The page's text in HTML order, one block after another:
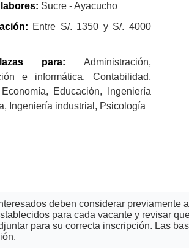
Sucre - Ayacucho
Entre S/. 1350 y S/. 4000
para: Administración,
e informática, Contabilidad,
Educación, Ingeniería
Ingeniería industrial, Psicología
deben considerar previamente
para cada vacante y revisar
para su correcta inscripción. Las